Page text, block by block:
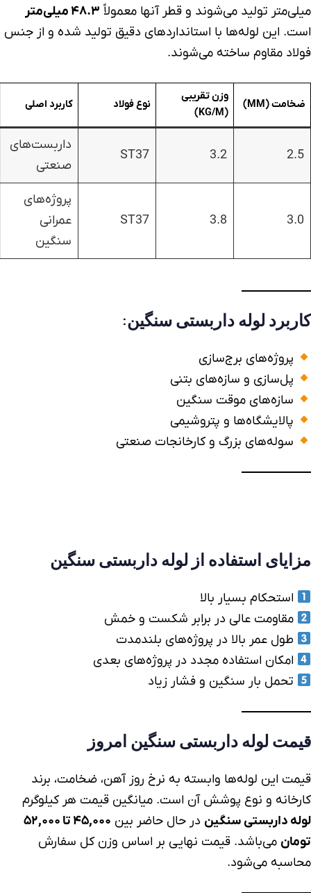
میلی‌متر تولید می‌شوند و قطر آنها معمولاً ۴۸.۳ میلی‌متر
است. این لوله‌ها با استانداردهای دقیق تولید شده و از جنس
فولاد مقاوم ساخته می‌شوند.
ضخامت (MM)
وزن تقریبی
(KG/M)
نوع فولاد کاربرد اصلی
2.5
3.2
ST37
داربست‌های
صنعتی
3.0
3.8
ST37
پروژه‌های
عمرانی
سنگین
کاربرد لوله داربستیسنگین:
پروژه‌های برج‌سازی
پل‌سازی و سازه‌های بتنی
سازه‌های موقت سنگین
پالایشگاه‌ها و پتروشیمی
سوله‌های بزرگ و کارخانجات صنعتی
مزایای استفاده از لوله داربستیسنگین
استحکام بسیار بالا
مقاومت عالی در برابر شکست و خمش
طول عمر بالا در پروژه‌های بلندمدت
امکان استفاده مجدد در پروژه‌های بعدی
تحمل بار سنگین و فشار زیاد
قیمت لوله داربستیسنگین امروز
قیمت این لوله‌ها وابسته به نرخ روز آهن، ضخامت، برند
کارخانه و نوع پوشش آن است. میانگین قیمت هر کیلوگرم
لوله داربستی سنگین در حال حاضر بین
۴۵,۰۰۰ تا ۵۲,۰۰۰
تومان می‌باشد. قیمت نهایی بر اساس وزن کل سفارش
محاسبه می‌شود.